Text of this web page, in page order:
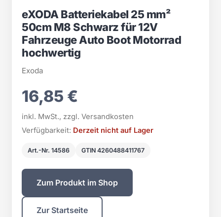
eXODA Batteriekabel 25 mm²
50cm M8 Schwarz für 12V
Fahrzeuge Auto Boot Motorrad
hochwertig
Exoda
16,85 €
inkl. MwSt., zzgl. Versandkosten
Verfügbarkeit: Derzeit nicht auf Lager
Art.-Nr. 14586 GTIN 4260488411767
Zum Produkt im Shop
Zur Startseite